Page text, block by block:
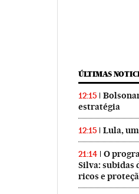
ÚLTIMAS
12:15
estratégia
12:15 Lula,
21:14
O
Silva: subidas
ricos e